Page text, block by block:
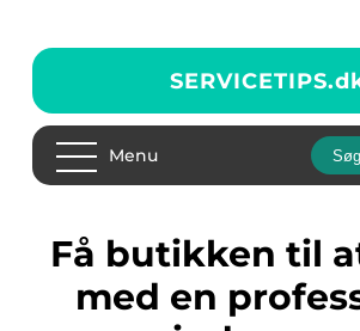
SERVICETIPS.
Menu
Få butikken til at stråle
med en